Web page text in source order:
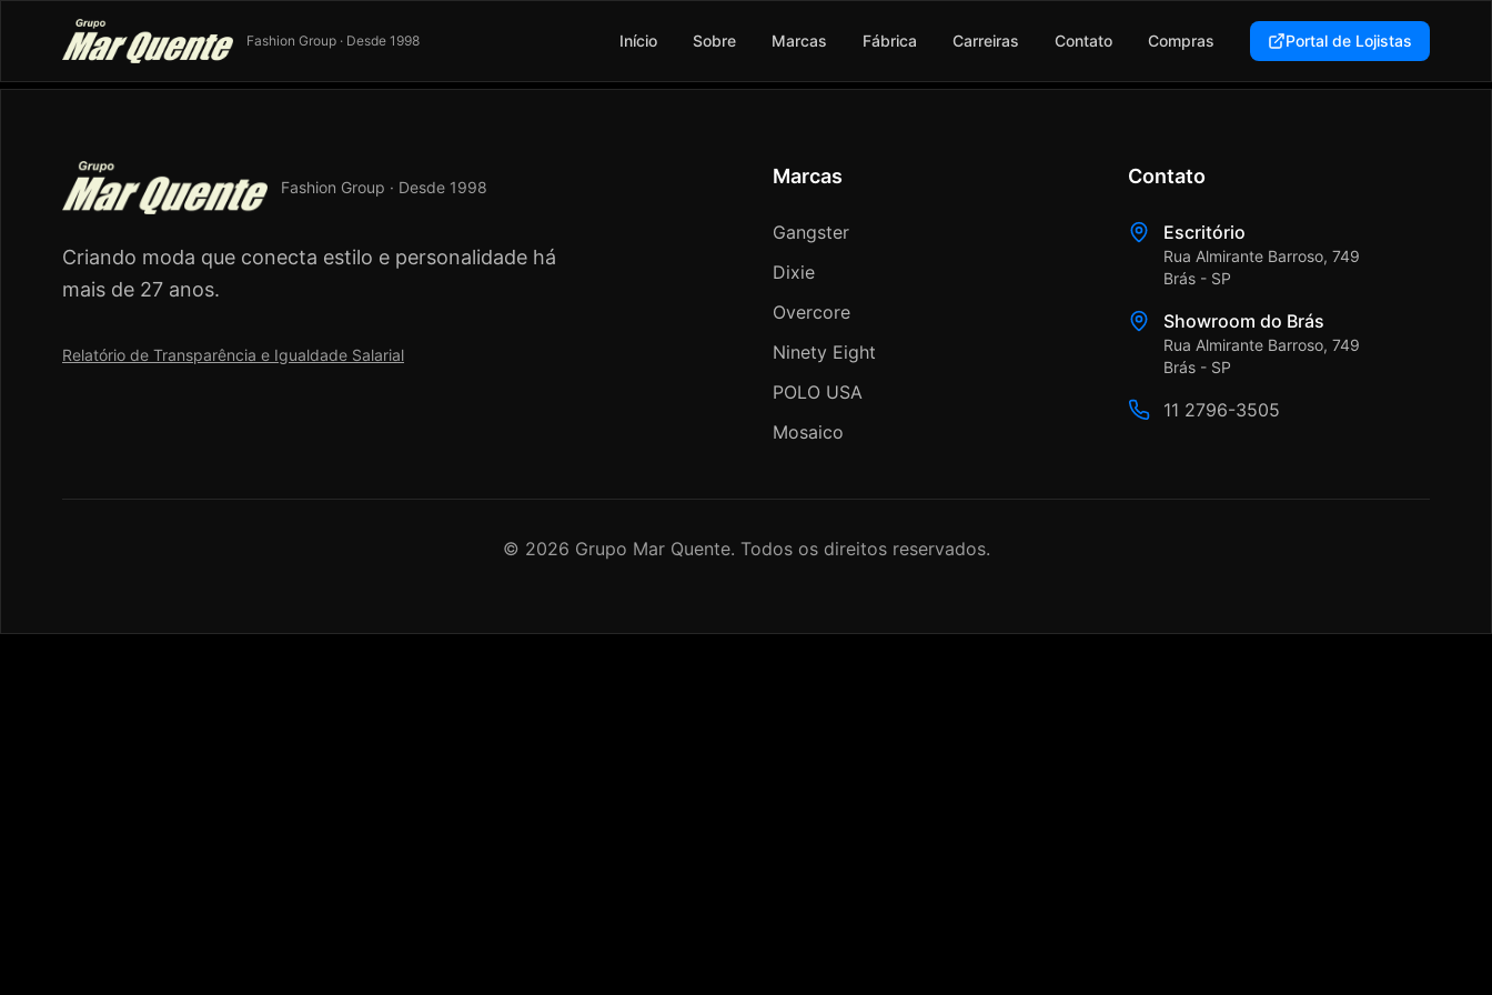
Fashion Group · Desde 1998 Início Sobre Marcas Fábrica Carreiras Contato Compras Portal de Lojistas
Fashion Group · Desde 1998
Criando moda que conecta estilo e personalidade há
mais de 27 anos.
Relatório de Transparência e Igualdade Salarial
Marcas
Gangster
Dixie
Overcore
Ninety Eight
POLO USA
Mosaico
Contato
Escritório
Rua Almirante Barroso, 749
Brás - SP
Showroom do Brás
Rua Almirante Barroso, 749
Brás - SP
11 2796-3505
© 2026 Grupo Mar Quente. Todos os direitos reservados.